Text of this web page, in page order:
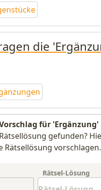
die
für 'Ergänzung'
gefunden?
Rätsellösung vorschlagen.
Rätsel-Lösung